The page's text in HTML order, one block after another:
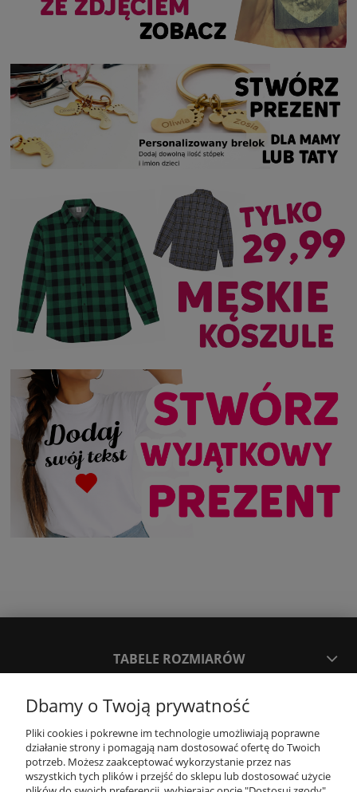
TABELE ROZMIARÓW
SPOSOBY PŁATNOŚCI ORAZ CZAS I KOSZTY DOSTAWY
KONTAKT
Dbamy o Twoją prywatność
Pliki cookies i pokrewne im technologie umożliwiają poprawne
działanie strony i pomagają nam dostosować ofertę do Twoich
potrzeb. Możesz zaakceptować wykorzystanie przez nas
wszystkich tych plików i przejść do sklepu lub dostosować użycie